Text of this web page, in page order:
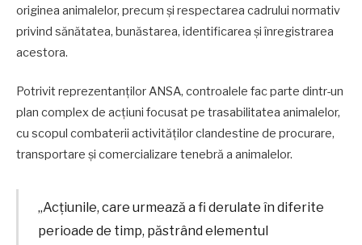
originea animalelor, precum și respectarea cadrului normativ
privind sănătatea, bunăstarea, identificarea și înregistrarea
acestora.
Potrivit reprezentanților ANSA, controalele fac parte dintr-un
plan complex de acțiuni focusat pe trasabilitatea animalelor,
cu scopul combaterii activităților clandestine de procurare,
transportare și comercializare tenebră a animalelor.
„Acțiunile, care urmează a fi derulate în diferite
perioade de timp, păstrând elementul